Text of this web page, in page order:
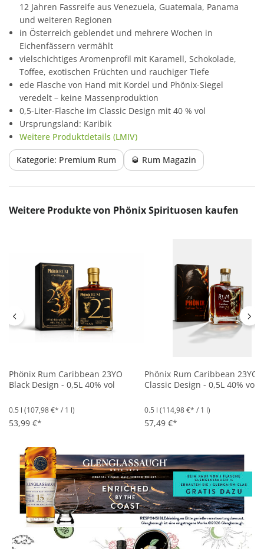
12 Jahren Fassreife aus Venezuela, Guatemala, Panama
und weiteren Regionen
in Österreich geblendet und mehrere Wochen in
Eichenfässern vermählt
vielschichtiges Aromenprofil mit Karamell, Schokolade,
Toffee, exotischen Früchten und rauchiger Tiefe
ede Flasche von Hand mit Kordel und Phönix-Siegel
veredelt – keine Massenproduktion
0,5-Liter-Flasche im Classic Design mit 40 % vol
Ursprungsland: Karibik
Weitere Produktdetails (LMIV)
Kategorie: Premium Rum 🥃 Rum Magazin
Produktgalerie überspringen
Weitere Produkte von Phönix Spirituosen kaufen
Phönix Rum Caribbean 23YO
Black Design - 0,5L 40% vol
0.5 l (107,98 €* / 1 l)
53,99 €*
Phönix Rum Caribbean 23YO
Classic Design - 0,5L 40% vol
0.5 l (114,98 €* / 1 l)
57,49 €*